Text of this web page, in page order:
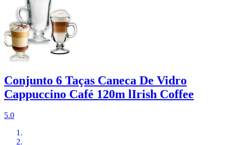
Conjunto 6 Taças Caneca De Vidro
Cappuccino Café 120m lIrish Coffee
5.0